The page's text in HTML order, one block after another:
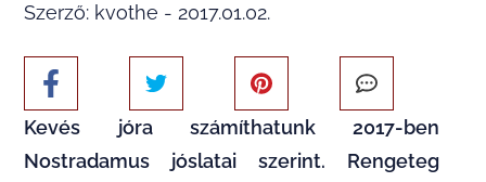
Szerző: kvothe - 2017.01.02.
Kevés jóra számíthatunk 2017-ben
Nostradamus jóslatai szerint. Rengeteg